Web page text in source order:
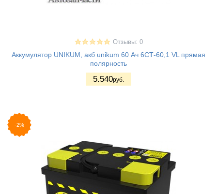
Отзывы: 0
Аккумулятор UNIKUM, акб unikum 60 Ач 6СТ-60,1 VL прямая
полярность
5.540руб.
-2%